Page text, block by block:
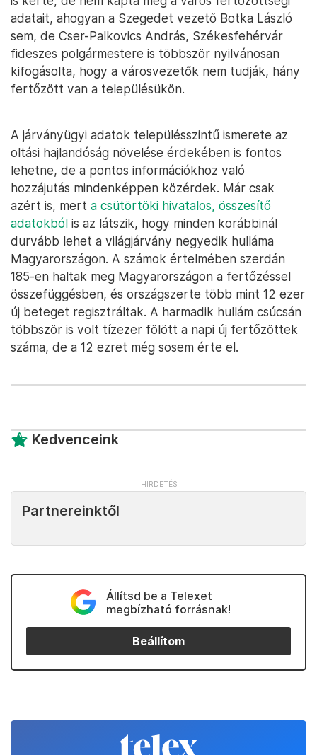
adatait, ahogyan a Szegedet vezető Botka László
sem, de Cser-Palkovics András, Székesfehérvár
fideszes polgármestere is többször nyilvánosan
kifogásolta, hogy a városvezetők nem tudják, hány
fertőzött van a településükön.
A járványügyi adatok településszintű ismerete az
oltási hajlandóság növelése érdekében is fontos
lehetne, de a pontos információkhoz való
hozzájutás mindenképpen közérdek. Már csak
azért is, mert a csütörtöki hivatalos, összesítő
adatokból is az látszik, hogy minden korábbinál
durvább lehet a világjárvány negyedik hulláma
Magyarországon. A számok értelmében szerdán
185-en haltak meg Magyarországon a fertőzéssel
összefüggésben, és országszerte több mint 12 ezer
új beteget regisztráltak. A harmadik hullám csúcsán
többször is volt tízezer fölött a napi új fertőzöttek
száma, de a 12 ezret még sosem érte el.
Kedvenceink
Partnereinktől
Állítsd be a Telexet
megbízható forrásnak!
Beállítom